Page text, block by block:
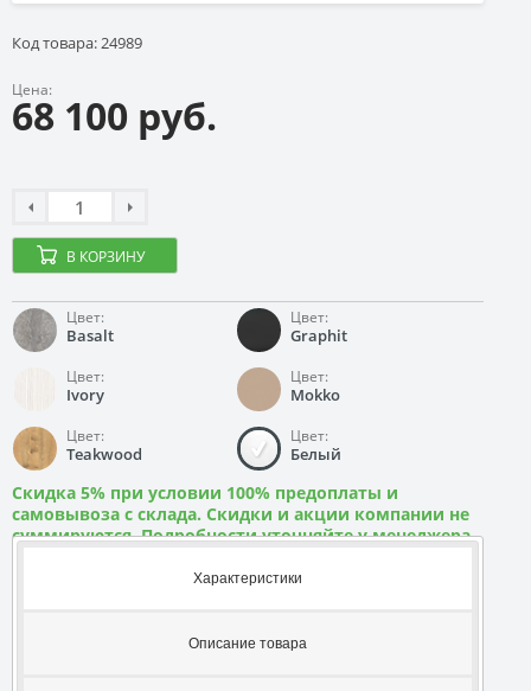
Код товара: 24989
Цена:
68 100 руб.
В КОРЗИНУ
Цвет:
Basalt
Цвет:
Graphit
Цвет:
Ivory
Цвет:
Mokko
Цвет:
Teakwood
Цвет:
Белый
Скидка 5% при условии 100% предоплаты и
самовывоза с склада. Скидки и акции компании не
суммируются. Подробности уточняйте у менеджера
Характеристики
Описание товара